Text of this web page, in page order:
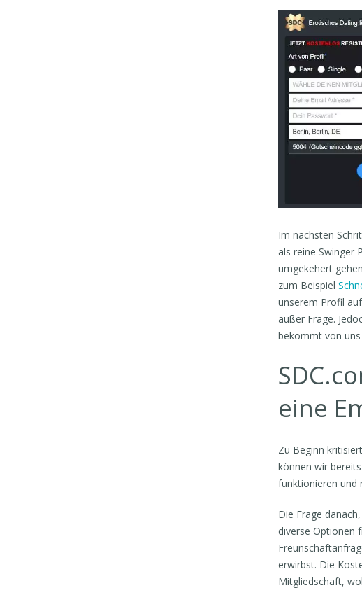
Im nächsten
als reine Swinger
umgekehert
zum Beispiel
unserem Profil
außer Frage.
bekommt von
eine
Zu Beginn
können wir
funktionieren und
Die Frage
diverse Optionen
erwirbst. Die
Mitgliedschaft,